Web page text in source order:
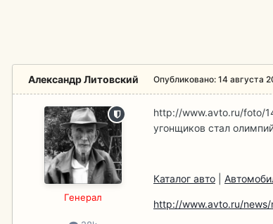
Александр Литовский
Гeнерал
Опубликовано: 14 августа
http://www.avto.ru/foto/
угонщиков стал
Каталог авто
http://www.avto.ru/news/